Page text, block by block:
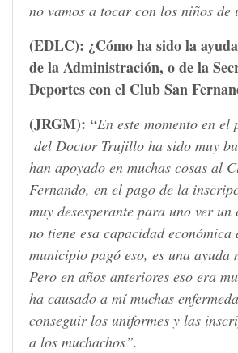
no vamos a tocar con los niños de
(EDLC): ¿Cómo ha sido la
de la Administración, o de la
Deportes con el Club San
(JRGM): “En este momento en
del Doctor Trujillo ha sido muy
han apoyado en muchas cosas al
Fernando, en el pago de la
muy desesperante para uno ver un
no tiene esa capacidad económica
municipio pagó eso, es una ayuda
Pero en años anteriores eso era
ha causado a mí muchas
conseguir los uniformes y las
a los muchachos”.